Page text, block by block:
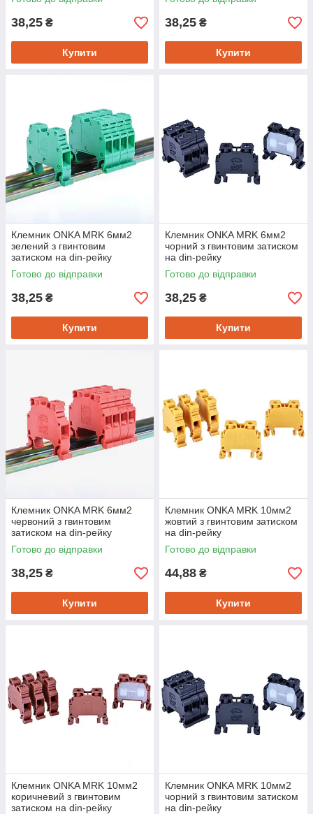
38,25 ₴
Купити
38,25 ₴
Купити
Клемник ONKA MRK 6мм2
зелений з гвинтовим
затиском на din-рейку
Готово до відправки
38,25 ₴
Купити
Клемник ONKA MRK 6мм2
чорний з гвинтовим затиском
на din-рейку
Готово до відправки
38,25 ₴
Купити
Клемник ONKA MRK 6мм2
червоний з гвинтовим
затиском на din-рейку
Готово до відправки
38,25 ₴
Купити
Клемник ONKA MRK 10мм2
жовтий з гвинтовим затиском
на din-рейку
Готово до відправки
44,88 ₴
Купити
Клемник ONKA MRK 10мм2
коричневий з гвинтовим
затиском на din-рейку
Клемник ONKA MRK 10мм2
чорний з гвинтовим затиском
на din-рейку